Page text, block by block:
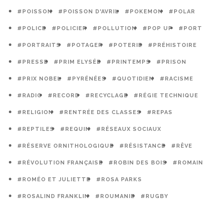
#POISSON #POISSON D'AVRIL #POKEMON #POLAR
#POLICE #POLICIER #POLLUTION #POP UP #PORT
#PORTRAITS #POTAGER #POTERIE #PRÉHISTOIRE
#PRESSE #PRIM ELYSÉE #PRINTEMPS #PRISON
#PRIX NOBEL #PYRÉNÉES #QUOTIDIEN #RACISME
#RADIO #RECORD #RECYCLAGE #RÉGIE TECHNIQUE
#RELIGION #RENTRÉE DES CLASSES #REPAS
#REPTILES #REQUIN #RÉSEAUX SOCIAUX
#RÉSERVE ORNITHOLOGIQUE #RÉSISTANCE #RÊVE
#RÉVOLUTION FRANÇAISE #ROBIN DES BOIS #ROMAIN
#ROMÉO ET JULIETTE #ROSA PARKS
#ROSALIND FRANKLIN #ROUMANIE #RUGBY